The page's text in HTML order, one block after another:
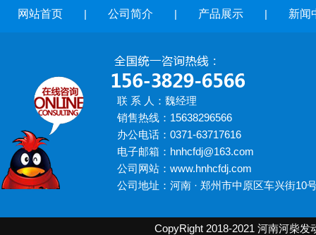
网站首页 | 公司简介 | 产品展示 | 新闻
联 系 人：魏经理
销售热线：15638296566
办公电话：0371-63717616
电子邮箱：hnhcfdj@163.com
公司网站：www.hnhcfdj.com
公司地址：河南 · 郑州市中原区车兴街10
CopyRight 2018-2021 河南河柴发